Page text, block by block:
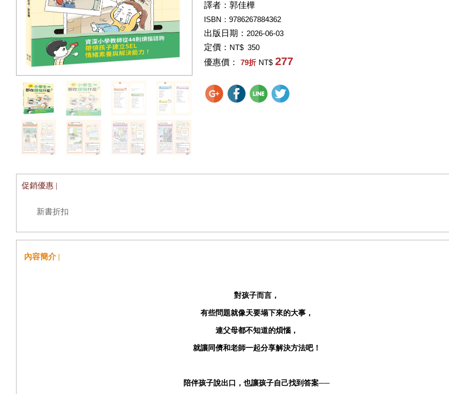
譯者： 郭佳樺
ISBN：9786267884362
出版日期： 2026-06-03
定價： NT$ 350
優惠價： 79折 NT$ 277
促銷優惠 |
新書折扣
內容簡介 |
對孩子而言，
有些問題就像天要塌下來的大事，
連父母都不知道的煩惱，
就讓同儕和老師一起分享解決方法吧！
陪伴孩子說出口，也讓孩子自己找到答案──